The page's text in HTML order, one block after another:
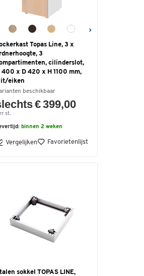
Topas Line, 3 x
3
cilinderslot,
400 x D 420 x H 1100 mm,
eiken
beschikbaar
€ 399,00
st.
binnen 2 weken
Vergelijken Favorietenlijst
sokkel TOPAS LINE,